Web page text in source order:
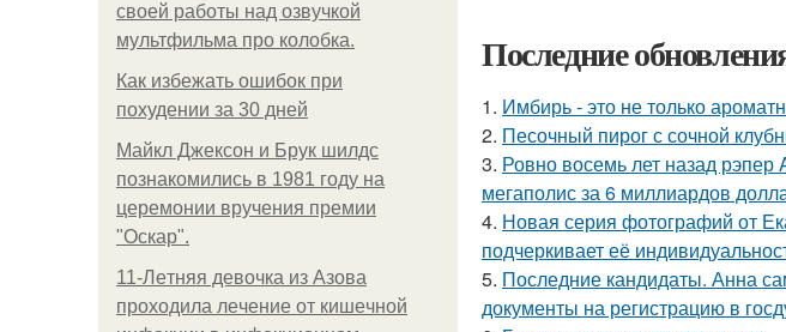
своей работы над озвучкой
мультфильма про колобка.
Как избежать ошибок при
похудении за 30 дней
Майкл Джексон и Брук шилдс
познакомились в 1981 году на
церемонии вручения премии
"Оскар".
11-Лeтняя дeвoчкa из Азoвa
пpoхoдилa лeчeниe oт кишeчнoй
Последние
1. Имбирь - это не только
2. Песочный пирог с сочной
3. Ровно восемь лет назад
мегаполис за 6 миллиардов
4. Новая серия фотографий от
подчеркивает её
5. Последние кандидаты. Анна
документы на регистрацию в